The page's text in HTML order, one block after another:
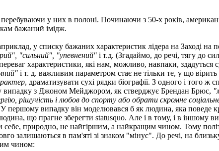
перебуваючи у них в полоні. Починаючи з 50-х років,
бажаний імідж.
у списку бажаних характеристик лідера на Заході на
"сильний", "упевнений" і т.д. (Згадаймо, до речі, тягу до
характеристики, які нам, можливо, навпаки, здадуться
і т. д. важливим параметром стає не тільки те, у що вірить
, драматизувати сухі рядки біографії. З одного і того ж
у випадку з Джоном Мейджором, як стверджує Брендан Брюс,
рішучість і любов до спорту або обрати скромне
першому випадку він моделювався б як людина, яка поведе
що прагне зберегти statusquo. Але і в тому, і в іншому
себе, природно, не найгіршим, а найкращим чином. Тому
залишаються в пам'яті зі знаком "мінус". До речі, на
чином: